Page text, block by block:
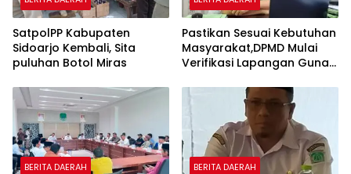
SatpolPP Kabupaten
Sidoarjo Kembali, Sita
puluhan Botol Miras
Pastikan Sesuai Kebutuhan
Masyarakat,DPMD Mulai
Verifikasi Lapangan Guna
BERITA DAERAH BERITA DAERAH